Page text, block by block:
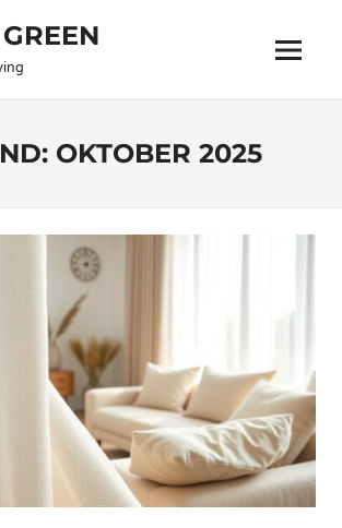
Menu
OKTOBER 2025